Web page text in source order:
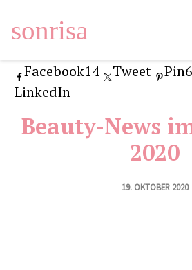
sonrisa
Facebook14 Tweet Pin
LinkedIn
Beauty-News
2020
19. OKTOBER 2020